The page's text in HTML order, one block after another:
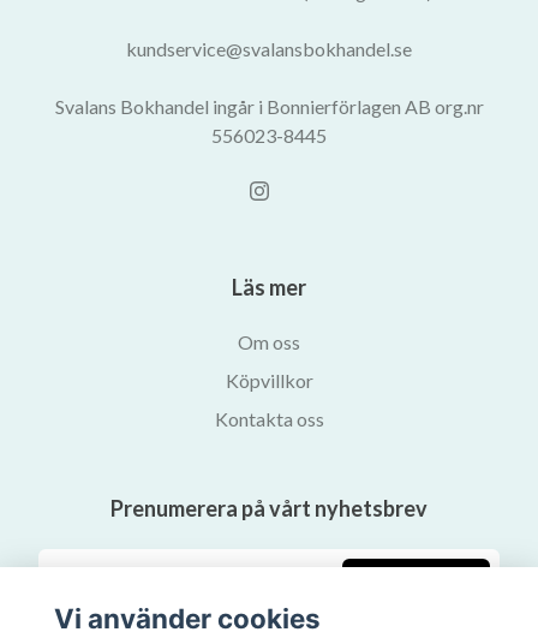
kundservice@svalansbokhandel.se
Svalans Bokhandel ingår i Bonnierförlagen AB org.nr
556023-8445
Läs mer
Om oss
Köpvillkor
Kontakta oss
Prenumerera på vårt nyhetsbrev
Vi använder cookies